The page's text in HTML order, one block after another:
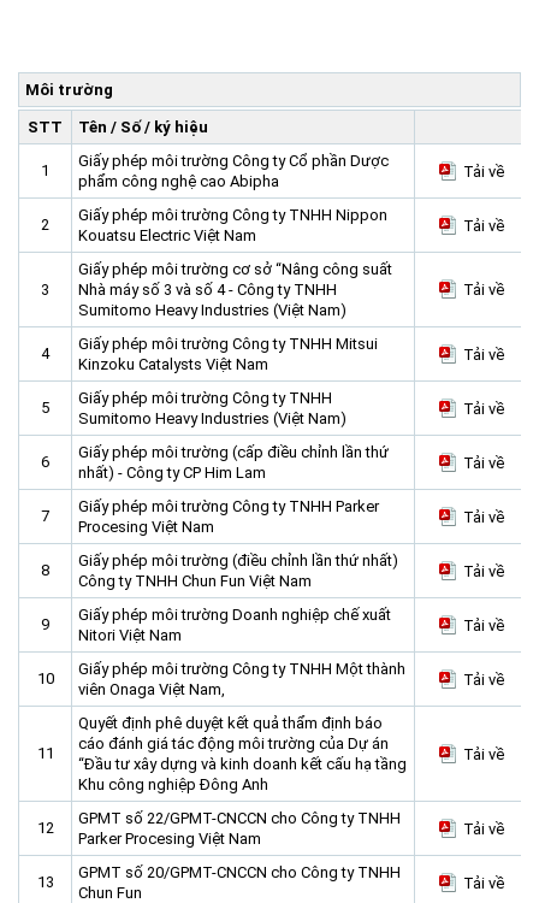
Lịch sử hình thành và phát triển
Tầm nhìn - Sứ mệnh
Lãnh đạo Ban Quản lý
Cơ cấu tổ chức
Chức năng, nhiệm vụ
Tin tức - sự kiện ▼
Ban Quản lý Khu
Chính sách mới
Doanh nghiệp
Hợp tác quốc tế
Đào tạo và Nghiên cứu
Cách mạng công nghiệp lần thứ 4
Quy hoạch ▼
Quy hoạch tổng thể
Quy hoạch khu chức năng
Ưu thế ▼
Vị trí
Cơ sở hạ tầng
Cơ chế ưu đãi đầu tư
Cơ chế Một cửa
Nguồn nhân lực
Nhà đầu tư
Hướng dẫn đầu tư ▼
Trình tự, thủ tục đầu tư
Tiêu chí đầu tư
Lĩnh vực đầu tư
Quản lý và vận hành dự án đầu tư
Văn bản pháp luật ▼
Các thủ tục hành chính
Doanh nghiệp
Đất đai
Đầu tư
Khu CNC Hòa Lạc
Lao động
Môi trường
Quy hoạch - Xây dựng
Ưu đãi đầu tư
Công nghệ và Sản phẩm
Văn bản khác
Thông báo
Thông báo chung
Tuyển dụng
Công khai ngân sách
Dữ liệu mở
FAQs
Liên hệ - Liên kết ▼
Liên kết
Liên hệ
Môi trường
STT Tên / Số / ký hiệu
1
Giấy phép môi trường Công ty Cổ phần Dược
phẩm công nghệ cao Abipha
Tải về
2
Giấy phép môi trường Công ty TNHH Nippon
Kouatsu Electric Việt Nam
Tải về
3
Giấy phép môi trường cơ sở “Nâng công suất
Nhà máy số 3 và số 4 - Công ty TNHH
Sumitomo Heavy Industries (Việt Nam)
Tải về
4
Giấy phép môi trường Công ty TNHH Mitsui
Kinzoku Catalysts Việt Nam
Tải về
5
Giấy phép môi trường Công ty TNHH
Sumitomo Heavy Industries (Việt Nam)
Tải về
6
Giấy phép môi trường (cấp điều chỉnh lần thứ
nhất) - Công ty CP Him Lam
Tải về
7
Giấy phép môi trường Công ty TNHH Parker
Procesing Việt Nam
Tải về
8
Giấy phép môi trường (điều chỉnh lần thứ nhất)
Công ty TNHH Chun Fun Việt Nam
Tải về
9
Giấy phép môi trường Doanh nghiệp chế xuất
Nitori Việt Nam
Tải về
10
Giấy phép môi trường Công ty TNHH Một thành
viên Onaga Việt Nam,
Tải về
11
Quyết định phê duyệt kết quả thẩm định báo
cáo đánh giá tác động môi trường của Dự án
“Đầu tư xây dựng và kinh doanh kết cấu hạ tầng
Khu công nghiệp Đông Anh
Tải về
12
GPMT số 22/GPMT-CNCCN cho Công ty TNHH
Parker Procesing Việt Nam
Tải về
13
GPMT số 20/GPMT-CNCCN cho Công ty TNHH
Chun Fun
Tải về